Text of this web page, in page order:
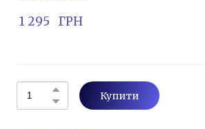
1 295   ГРН
Купити